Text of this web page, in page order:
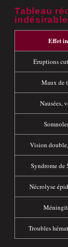
Tableau
Effet
Éruptions
Maux de
Nausées,
Vision
Syndrome de
Nécrolyse
Troubles